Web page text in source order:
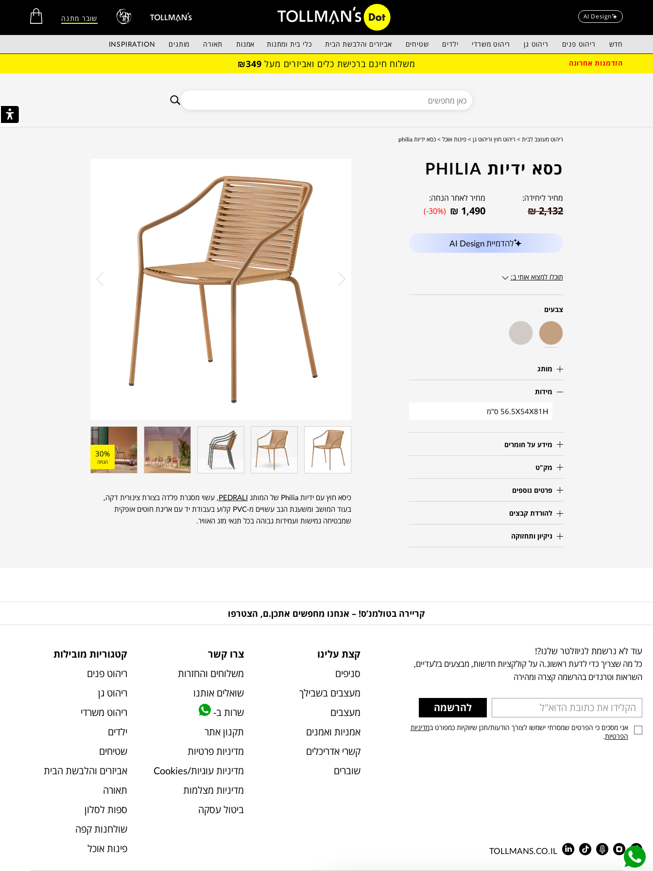
AI Design שובר מתנה
חדש ריהוט פנים ריהוט גן ריהוט משרדי ילדים שטיחים אביזרים והלבשת הבית כלי בית ומתנות אמנות תאורה מותגים INSPIRATION
הזדמנות אחרונה משלוח חינם ברכישת כלים ואביזרים מעל ₪349
ריהוט מעוצב לבית > ריהוט חוץ וריהוט גן > פינות אוכל > כסא ידיות philia
כסא ידיות PHILIA
מחיר ליחידה:
₪2,132
מחיר לאחר הנחה:
₪ 1,490
(-30%)
להדמיית AI Design
תוכלו למצוא אותי ב:
צבעים
מותג
מידות
56.5X54X81H ס"מ
מידע על חומרים
מק"ט
פרטים נוספים
להורדת קבצים
ניקיון ותחזוקה
30%
הנחה
כיסא חוץ עם ידיות Philia של המותג PEDRALI, עשוי מסגרת פלדה בצורת צינורית דקה,
בעוד המושב ומשענת הגב עשויים מ-PVC קלוע בעבודת יד עם אריגת חוטים אופקית
שמבטיחה גמישות ועמידות גבוהה בכל תנאי מזג האוויר.
קריירה בטולמנ’ס! – אנחנו מחפשים אתכן.ם, הצטרפו
עוד לא נרשמת לניוזלטר שלנו?!
כל מה שצריך כדי לדעת ראשונ.ה על קולקציות חדשות, מבצעים בלעדיים,
השראות וטרנדים בהרשמה קצרה ומהירה
להרשמה
אני מסכים כי הפרטים שמסרתי ישמשו לצורך הודעות/תכן שיווקיות כמפורט במדיניות
הפרטיות.
TOLLMANS.CO.IL
קצת עלינו
סניפים
מעצבים בשבילך
מעצבים
אמניות ואמנים
קשרי אדריכלים
שוברים
צרו קשר
משלוחים והחזרות
שואלים אותנו
שרות ב-
תקנון אתר
מדיניות פרטיות
מדיניות עוגיות/Cookies
מדיניות מצלמות
ביטול עסקה
קטגוריות מובילות
ריהוט פנים
ריהוט גן
ריהוט משרדי
ילדים
שטיחים
אביזרים והלבשת הבית
תאורה
ספות לסלון
שולחנות קפה
פינות אוכל